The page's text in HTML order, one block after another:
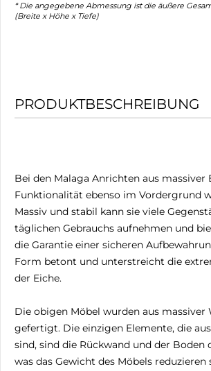
* Die angegebene Abmessung ist die äußere
(Breite x Höhe x Tiefe)
PRODUKTBESCHREIBUNG
Bei den Malaga Anrichten aus massiver
Funktionalität ebenso im Vordergrund
Massiv und stabil kann sie viele
täglichen Gebrauchs aufnehmen und
die Garantie einer sicheren
Form betont und unterstreicht die
der Eiche.
Die obigen Möbel wurden aus massiver
gefertigt. Die einzigen Elemente, die
sind, sind die Rückwand und der Boden
was das Gewicht des Möbels reduzieren